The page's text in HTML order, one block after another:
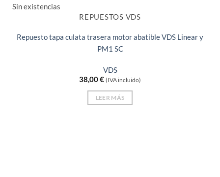
Sin existencias
REPUESTOS VDS
Repuesto tapa culata trasera motor abatible VDS Linear y
PM1 SC
VDS
38,00€ (IVA incluido)
LEER MÁS